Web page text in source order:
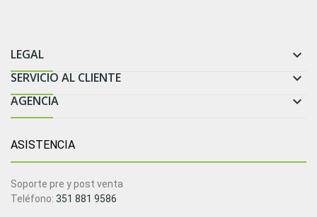
LEGAL 
SERVICIO AL CLIENTE 
AGENCIA 
ASISTENCIA
Soporte pre y post venta
Teléfono: 351 881 9586